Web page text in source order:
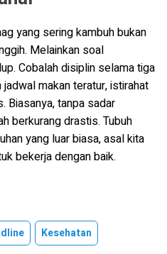
yang sering kambuh bukan
Melainkan soal
Cobalah disiplin selama tiga
makan teratur, istirahat
Biasanya, tanpa sadar
berkurang drastis. Tubuh
yang luar biasa, asal kita
bekerja dengan baik.
Kesehatan